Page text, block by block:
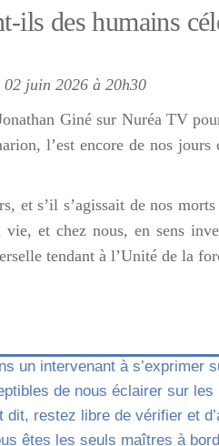
ils des humains
juin 2026 à 20h30
Giné sur Nuréa TV
l’est encore de nos
et s’il s’agissait de nos
et chez nous, en sens
tendant à l’Unité de la
un intervenant à s’exprimer
de nous éclairer sur
restez libre de vérifier et
êtes les seuls maîtres à